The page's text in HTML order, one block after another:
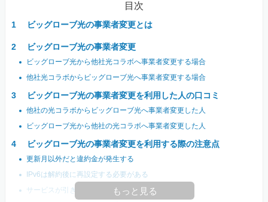
目次
ビッグローブ光の事業者変更とは
ビッグローブ光の事業者変更
ビッグローブ光から他社光コラボへ事業者変更する場合
他社光コラボからビッグローブ光へ事業者変更する場合
ビッグローブ光の事業者変更を利用した人の口コミ
他社の光コラボからビッグローブ光へ事業者変更した人
ビッグローブ光から他社の光コラボへ事業者変更した人
ビッグローブ光の事業者変更を利用する際の注意点
更新月以外だと違約金が発生する
IPv6は解約後に再設定する必要がある
サービスが引き継げない可能性がある
もっと見る